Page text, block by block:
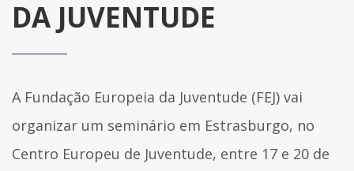
DA JUVENTUDE
A Fundação Europeia da Juventude (FEJ) vai
organizar um seminário em Estrasburgo, no
Centro Europeu de Juventude, entre 17 e 20 de